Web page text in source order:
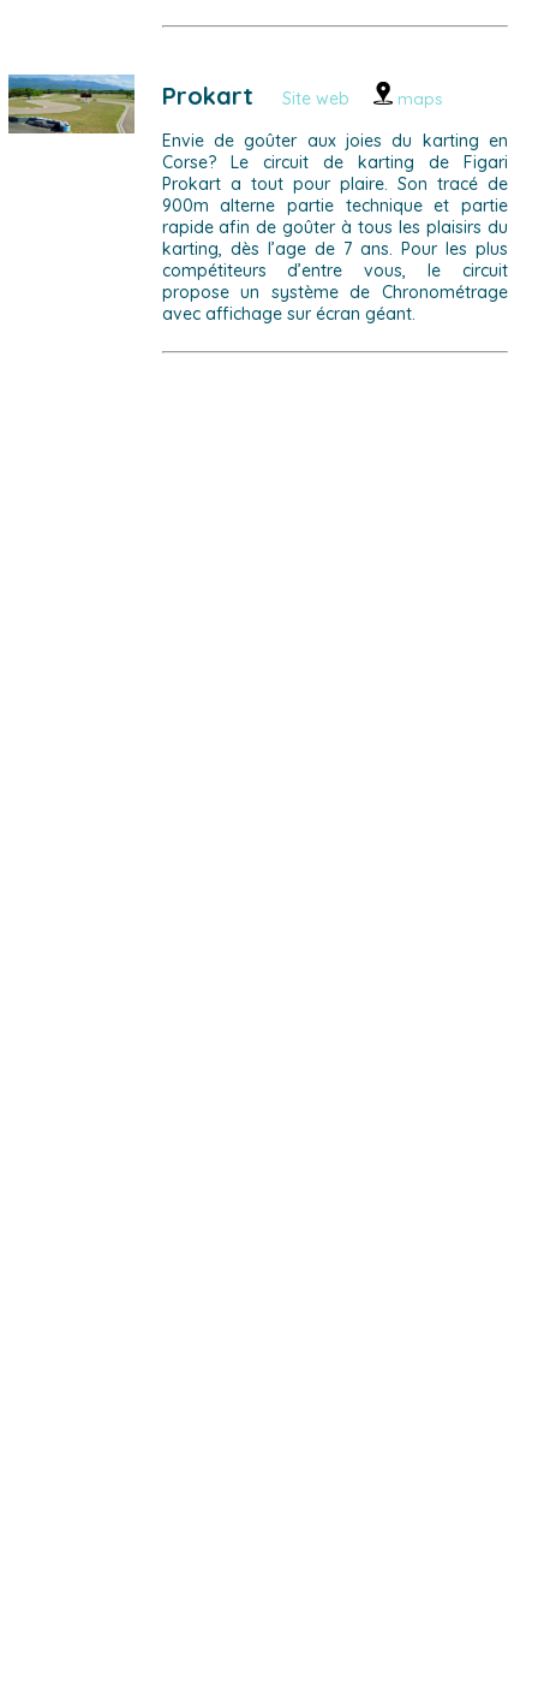
Prokart Site web maps
Envie de goûter aux joies du karting en
Corse? Le circuit de karting de Figari
Prokart a tout pour plaire. Son tracé de
900m alterne partie technique et partie
rapide afin de goûter à tous les plaisirs du
karting, dès l’age de 7 ans. Pour les plus
compétiteurs d’entre vous, le circuit
propose un système de Chronométrage
avec affichage sur écran géant.